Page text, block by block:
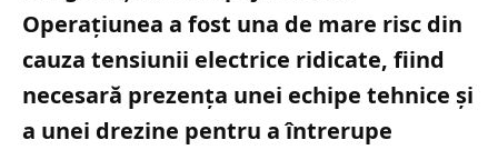
Operațiunea a fost una de mare risc din
cauza tensiunii electrice ridicate, fiind
necesară prezența unei echipe tehnice și
a unei drezine pentru a întrerupe